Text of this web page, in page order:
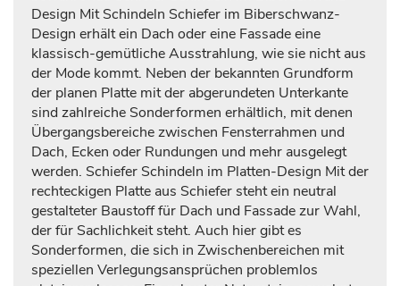
Design Mit Schindeln Schiefer im Biberschwanz-
Design erhält ein Dach oder eine Fassade eine
klassisch-gemütliche Ausstrahlung, wie sie nicht aus
der Mode kommt. Neben der bekannten Grundform
der planen Platte mit der abgerundeten Unterkante
sind zahlreiche Sonderformen erhältlich, mit denen
Übergangsbereiche zwischen Fensterrahmen und
Dach, Ecken oder Rundungen und mehr ausgelegt
werden. Schiefer Schindeln im Platten-Design Mit der
rechteckigen Platte aus Schiefer steht ein neutral
gestalteter Baustoff für Dach und Fassade zur Wahl,
der für Sachlichkeit steht. Auch hier gibt es
Sonderformen, die sich in Zwischenbereichen mit
speziellen Verlegungsansprüchen problemlos